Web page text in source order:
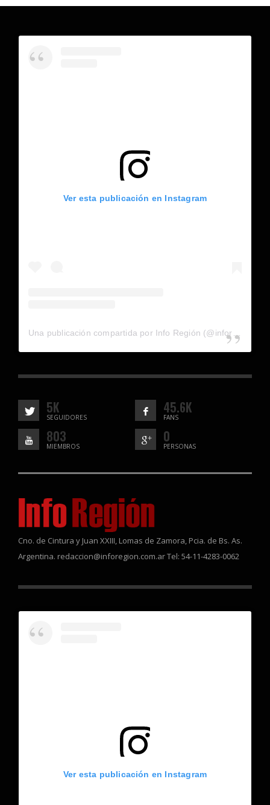
Ver esta publicación en Instagram
5K
SEGUIDORES
45.6K
FANS
803
MIEMBROS
0
PERSONAS
Cno. de Cintura y Juan XXIII, Lomas de Zamora, Pcia. de Bs. As.
Argentina. redaccion@inforegion.com.ar Tel: 54-11-4283-0062
Ver esta publicación en Instagram